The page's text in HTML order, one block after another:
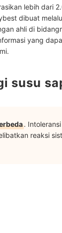
lebih dari
dibuat
ahli di
yang
susu
.
reaksi